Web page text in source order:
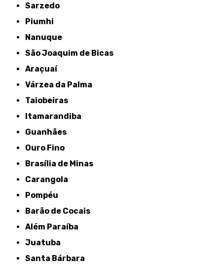
Sarzedo
Piumhi
Nanuque
São Joaquim de Bicas
Araçuaí
Várzea da Palma
Taiobeiras
Itamarandiba
Guanhães
Ouro Fino
Brasília de Minas
Carangola
Pompéu
Barão de Cocais
Além Paraíba
Juatuba
Santa Bárbara